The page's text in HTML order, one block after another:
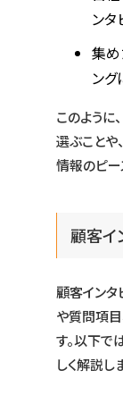
ンタ
集
ング
このように
選ぶことや
情報のピー
顧客イ
顧客イン
や質問項
す。以下で
しく解説し